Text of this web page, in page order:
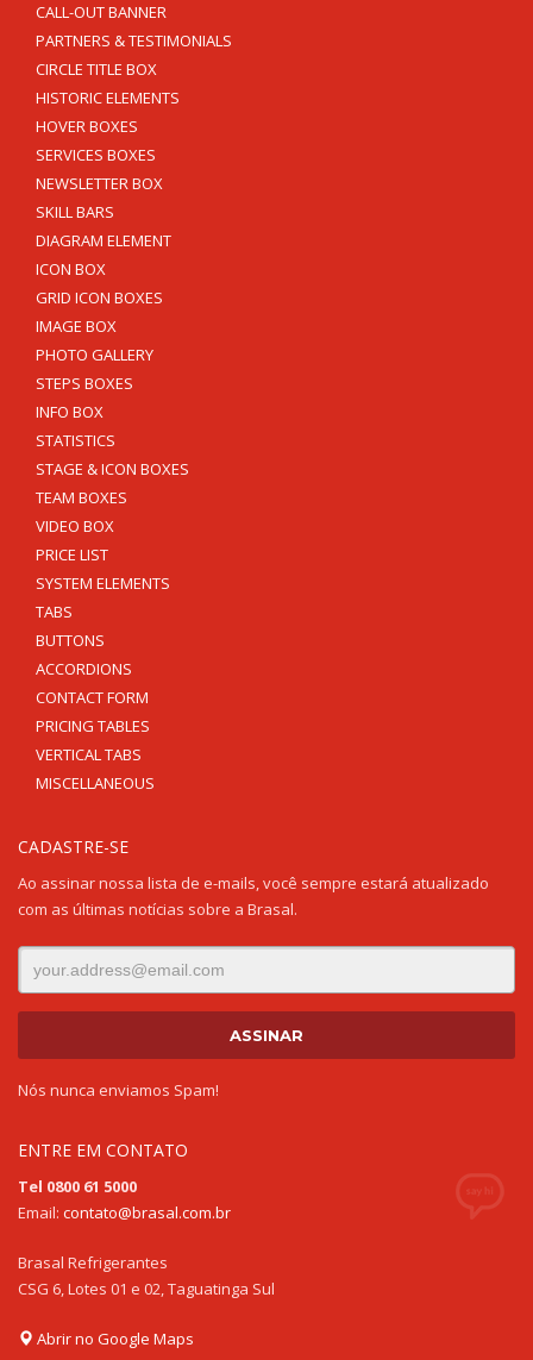
CALL-OUT BANNER
PARTNERS & TESTIMONIALS
CIRCLE TITLE BOX
HISTORIC ELEMENTS
HOVER BOXES
SERVICES BOXES
NEWSLETTER BOX
SKILL BARS
DIAGRAM ELEMENT
ICON BOX
GRID ICON BOXES
IMAGE BOX
PHOTO GALLERY
STEPS BOXES
INFO BOX
STATISTICS
STAGE & ICON BOXES
TEAM BOXES
VIDEO BOX
PRICE LIST
SYSTEM ELEMENTS
TABS
BUTTONS
ACCORDIONS
CONTACT FORM
PRICING TABLES
VERTICAL TABS
MISCELLANEOUS
CADASTRE-SE
Ao assinar nossa lista de e-mails, você sempre estará atualizado
com as últimas notícias sobre a Brasal.
Nós nunca enviamos Spam!
ENTRE EM CONTATO
Tel 0800 61 5000
Email: contato@brasal.com.br
Brasal Refrigerantes
CSG 6, Lotes 01 e 02, Taguatinga Sul
Abrir no Google Maps